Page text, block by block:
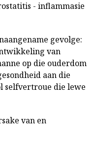
- inflammasie
gevolge:
van
op die ouderdom
aan die
selfvertroue die lewe
van en